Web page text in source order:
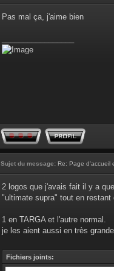
Pas mal ça, j'aime bien
Sujet du message: Re: Page d'accueil
2 logos que j'avais fait il y a
"ultimate supra" tout en restant
1 en TARGA et l'autre normal.
je les aient aussi en très
Fichiers joints: